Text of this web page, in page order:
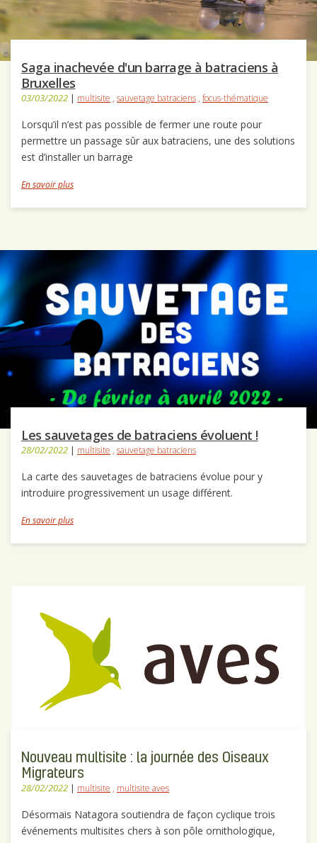
Saga inachevée d'un barrage à batraciens à
Bruxelles
03/03/2022 | multisite , sauvetage batraciens , focus-thématique
Lorsqu’il n’est pas possible de fermer une route pour
permettre un passage sûr aux batraciens, une des solutions
est d’installer un barrage
En savoir plus
Les sauvetages de batraciens évoluent !
28/02/2022 | multisite , sauvetage batraciens
La carte des sauvetages de batraciens évolue pour y
introduire progressivement un usage différent.
En savoir plus
Nouveau multisite : la journée des Oiseaux
Migrateurs
28/02/2022 | multisite , multisite aves
Désormais Natagora soutiendra de façon cyclique trois
événements multisites chers à son pôle ornithologique,